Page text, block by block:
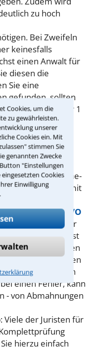
Cookies, um die
zu gewährleisten.
unserer
Cookies ein. Mit
stimmen Sie
genannten Zwecke
"Einstellungen
Cookies
Einwilligung
zu hoch
Bei Zweifeln
keinesfalls
einen Anwalt für
diesen die
Sie eine
gefunden, sollten
beträgt meist nur 1
Anwalt
oder Online-
umhin, sich mit
in derDSGVO
Laien bei der
erkennbar sind. Ist
oder schalten
hinaus Vorschriften
einen Fehler, kann
- von Abmahnungen
Viele der Juristen für
hierzu einfach